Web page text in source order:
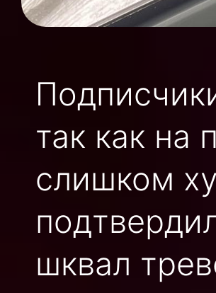
так как на
слишком
шквал